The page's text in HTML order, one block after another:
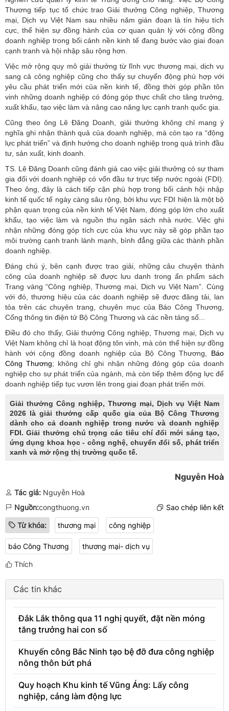
Thương tiếp tục tổ chức trao Giải thưởng Công nghiệp, Thương
mại, Dịch vụ Việt Nam sau nhiều năm gián đoạn là tín hiệu tích
cực, thể hiện sự đồng hành của cơ quan quản lý với cộng đồng
doanh nghiệp trong bối cảnh nền kinh tế đang bước vào giai đoạn
cạnh tranh và hội nhập sâu rộng hơn.
Việc mở rộng quy mô giải thưởng từ lĩnh vực thương mại, dịch vụ
sang cả công nghiệp cũng cho thấy sự chuyển động phù hợp với
yêu cầu phát triển mới của nền kinh tế, đồng thời góp phần tôn
vinh những doanh nghiệp có đóng góp thực chất cho tăng trưởng,
xuất khẩu, tạo việc làm và nâng cao năng lực cạnh tranh quốc gia.
Cũng theo ông Lê Đăng Doanh, giải thưởng không chỉ mang ý
nghĩa ghi nhận thành quả của doanh nghiệp, mà còn tạo ra “động
lực phát triển” và định hướng cho doanh nghiệp trong quá trình đầu
tư, sản xuất, kinh doanh.
TS. Lê Đăng Doanh cũng đánh giá cao việc giải thưởng có sự tham
gia đối với doanh nghiệp có vốn đầu tư trực tiếp nước ngoài (FDI).
Theo ông, đây là cách tiếp cận phù hợp trong bối cảnh hội nhập
kinh tế quốc tế ngày càng sâu rộng, bởi khu vực FDI hiện là một bộ
phận quan trọng của nền kinh tế Việt Nam, đóng góp lớn cho xuất
khẩu, tạo việc làm và nguồn thu ngân sách nhà nước. Việc ghi
nhận những đóng góp tích cực của khu vực này sẽ góp phần tạo
môi trường cạnh tranh lành mạnh, bình đẳng giữa các thành phần
doanh nghiệp.
Đáng chú ý, bên cạnh được trao giải, những câu chuyện thành
công của doanh nghiệp sẽ được lưu danh trong ấn phẩm sách
Trang vàng “Công nghiệp, Thương mại, Dịch vụ Việt Nam”. Cùng
với đó, thương hiệu của các doanh nghiệp sẽ được đăng tải, lan
tỏa trên các chuyên trang, chuyên mục của Báo Công Thương,
Cổng thông tin điện tử Bộ Công Thương và các nền tảng số...
Điều đó cho thấy, Giải thưởng Công nghiệp, Thương mại, Dịch vụ
Việt Nam không chỉ là hoạt động tôn vinh, mà còn thể hiện sự đồng
hành với cộng đồng doanh nghiệp của Bộ Công Thương, Báo
Công Thương; không chỉ ghi nhận những đóng góp của doanh
nghiệp cho sự phát triển của ngành, mà còn tiếp thêm động lực để
doanh nghiệp tiếp tục vươn lên trong giai đoạn phát triển mới.
Giải thưởng Công nghiệp, Thương mại, Dịch vụ Việt Nam
2026 là giải thưởng cấp quốc gia của Bộ Công Thương
dành cho cả doanh nghiệp trong nước và doanh nghiệp
FDI. Giải thưởng chú trọng các tiêu chí đổi mới sáng tạo,
ứng dụng khoa học - công nghệ, chuyển đổi số, phát triển
xanh và mở rộng thị trường quốc tế.
Nguyễn Hoà
Tác giả: Nguyễn Hoà
Nguồn:congthuong.vn Sao chép liên kết
Từ khóa: thương mại công nghiệp
báo Công Thương thương mại- dịch vụ
Thích
Các tin khác
Đắk Lắk thông qua 11 nghị quyết, đặt nền móng
tăng trưởng hai con số
Khuyến công Bắc Ninh tạo bệ đỡ đưa công nghiệp
nông thôn bứt phá
Quy hoạch Khu kinh tế Vũng Áng: Lấy công
nghiệp, cảng làm động lực